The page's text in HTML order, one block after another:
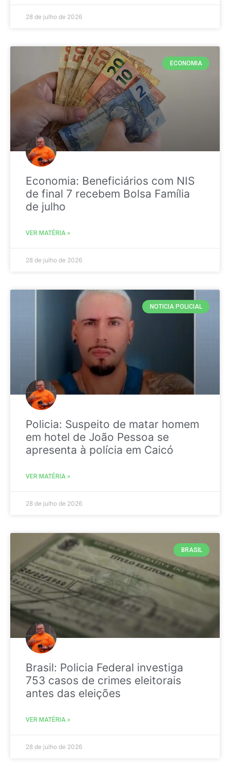
28 de julho de 2026
ECONOMIA
Economia: Beneficiários com NIS
de final 7 recebem Bolsa Família
de julho
VER MATÉRIA »
28 de julho de 2026
NOTICIA POLICIAL
Policia: Suspeito de matar homem
em hotel de João Pessoa se
apresenta à polícia em Caicó
VER MATÉRIA »
28 de julho de 2026
BRASIL
Brasil: Policia Federal investiga
753 casos de crimes eleitorais
antes das eleições
VER MATÉRIA »
28 de julho de 2026